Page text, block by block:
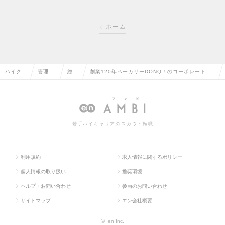
ホーム
ハイクラ 管理部 総務 創業120年ベーカリーDONQ！のコーポレートス
ます！の求人情報
若手ハイキャリアのスカウト転職
利用規約 求人情報に関するポリシー
個人情報の取り扱い 推奨環境
ヘルプ・お問い合わせ 参画のお問い合わせ
サイトマップ エン会社概要
© en Inc.